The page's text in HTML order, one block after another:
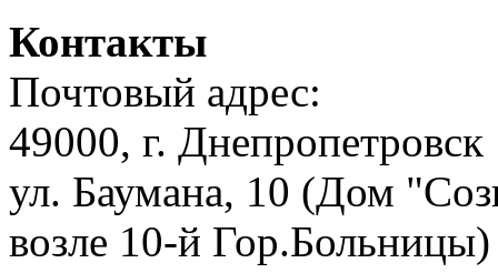
Контакты
Почтовый адрес:
49000, г. Днепропетровск
ул. Баумана, 10 (Дом
возле 10-й Гор.Больницы)